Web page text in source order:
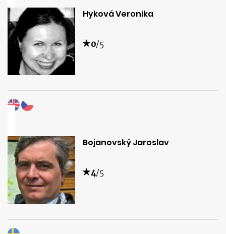
Hyková Veronika
0/5
Bojanovský Jaroslav
4/5